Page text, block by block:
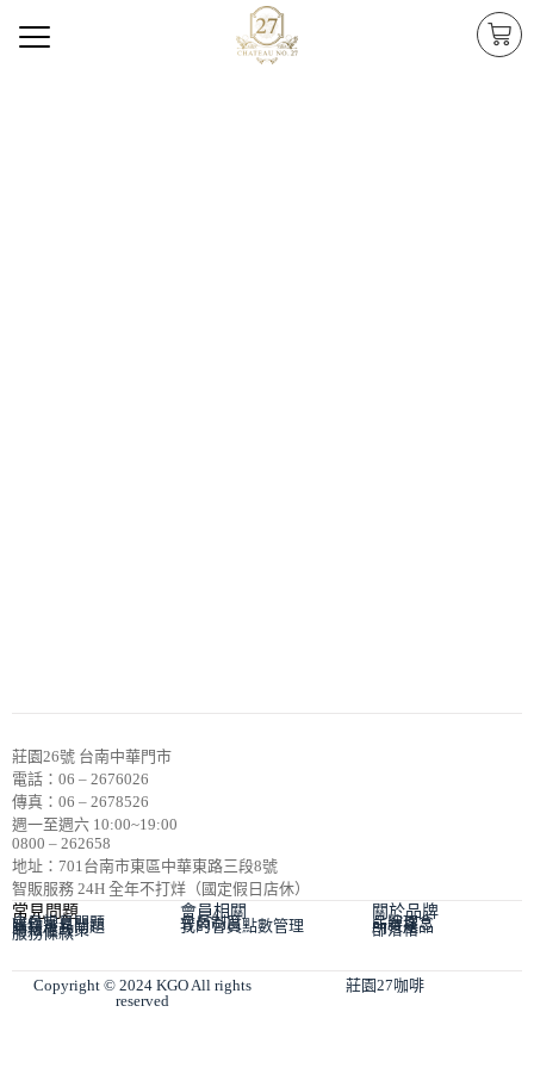
莊園26號 台南中華門市
電話：06 – 2676026
傳真：06 – 2678526
週一至週六 10:00~19:00
0800 – 262658
地址：701台南市東區中華東路三段8號
智販服務 24H 全年不打烊（國定假日店休）
常見問題
會員常見問題
購物常見問題
隱私權政策
服務條款
會員相關
會員制度
我的會員點數管理
關於品牌
品牌理念
所有產品
部落格
Copyright © 2024 KGO All rights
reserved
莊園27咖啡